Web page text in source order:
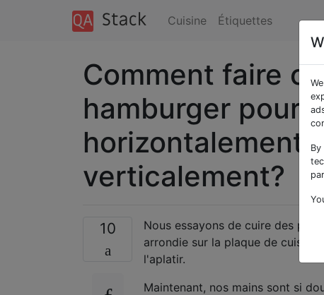
Cuisine Étiquettes
Comment faire
hamburger pour
horizontalement
verticalement?
10
Nous essayons de cuire des
arrondie sur la plaque de
l'aplatir.
Maintenant, nos mains sont si